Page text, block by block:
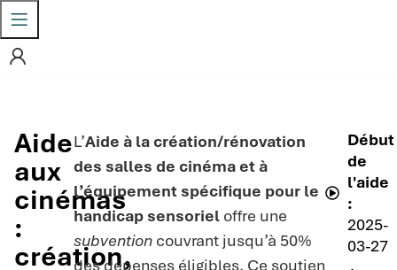
Aide
aux
cinémas
:
création,
L’Aide à la création/rénovation
des salles de cinéma et à
l’équipement spécifique pour le
handicap sensorieloffre une
subventioncouvrant jusqu’à 50%
des dépenses éligibles. Ce soutien
Début
de
l'aide
:
2025-
03-27